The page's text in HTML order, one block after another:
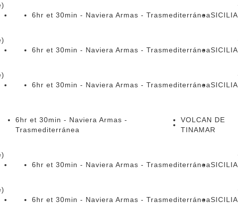
6hr et 30min - Naviera Armas - TrasmediterráneaSICILIA
6hr et 30min - Naviera Armas - TrasmediterráneaSICILIA
6hr et 30min - Naviera Armas - TrasmediterráneaSICILIA
6hr et 30min - Naviera Armas -
Trasmediterránea
VOLCAN DE
TINAMAR
6hr et 30min - Naviera Armas - TrasmediterráneaSICILIA
6hr et 30min - Naviera Armas - TrasmediterráneaSICILIA